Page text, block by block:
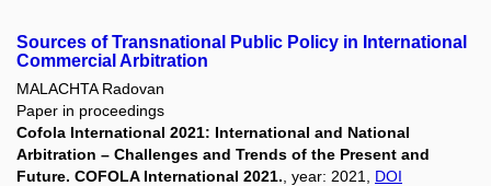
Sources of Transnational Public Policy in International
Commercial Arbitration
MALACHTA Radovan
Paper in proceedings
Cofola International 2021: International and National
Arbitration – Challenges and Trends of the Present and
Future. COFOLA International 2021. , year: 2021, DOI